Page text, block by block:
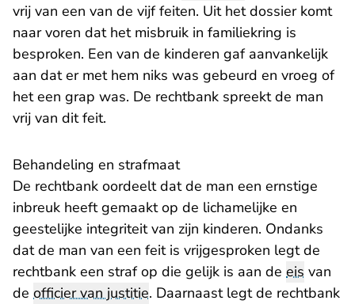
vrij van een van de vijf feiten. Uit het dossier komt
naar voren dat het misbruik in familiekring is
besproken. Een van de kinderen gaf aanvankelijk
aan dat er met hem niks was gebeurd en vroeg of
het een grap was. De rechtbank spreekt de man
vrij van dit feit.
Behandeling en strafmaat
De rechtbank oordeelt dat de man een ernstige
inbreuk heeft gemaakt op de lichamelijke en
geestelijke integriteit van zijn kinderen. Ondanks
dat de man van een feit is vrijgesproken legt de
rechtbank een straf op die gelijk is aan de eis van
de officier van justitie. Daarnaast legt de rechtbank